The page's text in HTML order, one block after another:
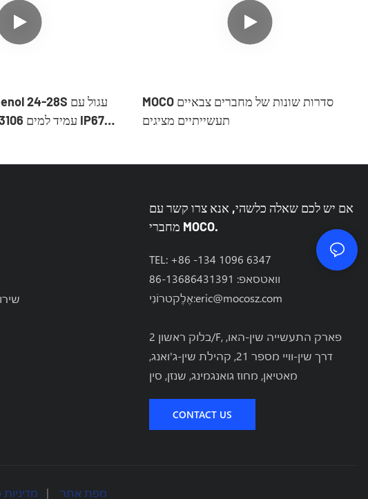
MOCO סדרות שונות של מחברים צבאיים
תעשייתיים מציגים
אם יש לכם שאלה כלשהי, אנא צרו קשר עם
מחברי MOCO.
TEL: +86 -134 1096 6347
וואטסאפ: 86-13686431391
אֶלֶקטרוֹנִי:eric@mocosz.com
בלוק ראשון 2/F, פארק התעשייה שין-האו,
דרך שין-וויי מספר 21, קהילת שין-ג'ואנג,
מאטיאן, מחוז גואנגמינג, שנזן, סין
CONTACT US
מפת אתר |